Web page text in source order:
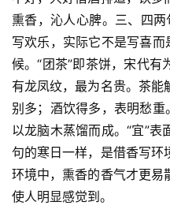
熏香，沁人心脾。三、四两
写欢乐，实际它不是写喜而
候。“团茶”即茶饼，宋代
有龙凤纹，最为名贵。茶能
别多；酒饮得多，表明愁重
以龙脑木蒸馏而成。“宜”
句的寒日一样，是借香写环
环境中，熏香的香气才更易
使人明显感觉到。